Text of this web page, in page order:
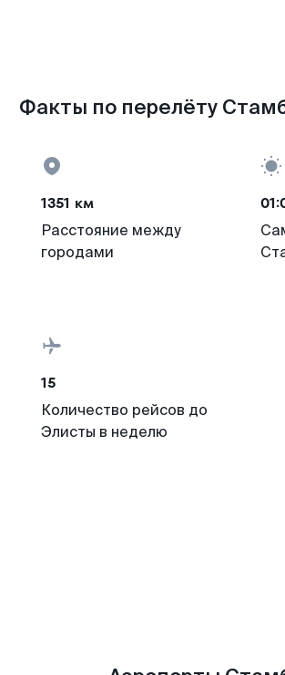
Факты по перелёту
1351 км
Расстояние между
городами
15
Количество рейсов до
Элисты в неделю